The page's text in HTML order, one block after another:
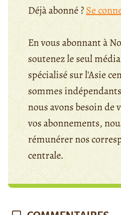
Déjà abonné ?Se
En vous abonnant à
soutenez le seul
spécialisé sur l'Asie
sommes
nous avons besoin de
vos abonnements,
rémunérer nos
centrale.